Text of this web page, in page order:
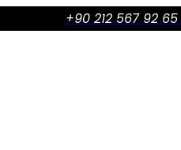
+90 212 567 92 65